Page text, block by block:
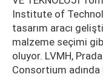
Institute of
tasarım aracı
malzeme seçimi
oluyor. LVMH,
Consortium